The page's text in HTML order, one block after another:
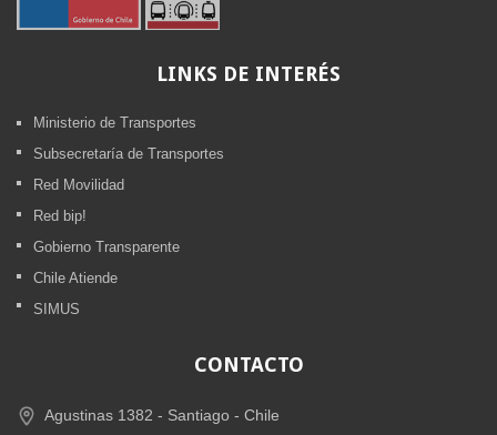
LINKS DE INTERÉS
Ministerio de Transportes
Subsecretaría de Transportes
Red Movilidad
Red bip!
Gobierno Transparente
Chile Atiende
SIMUS
CONTACTO
Agustinas 1382 - Santiago - Chile